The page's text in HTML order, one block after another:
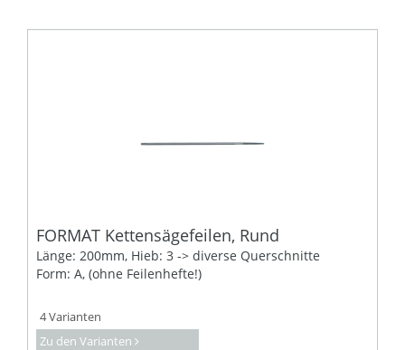
FORMAT Kettensägefeilen, Rund
Länge: 200mm, Hieb: 3 -> diverse Querschnitte
Form: A, (ohne Feilenhefte!)
4 Varianten
Zu den Varianten